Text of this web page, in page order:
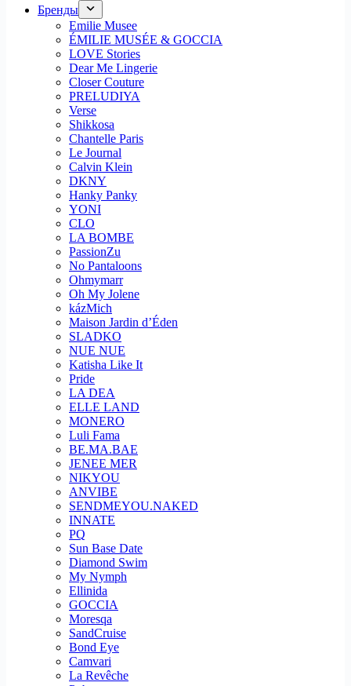
Бренды
Emilie Musee
ÉMILIE MUSÉE & GOCCIA
LOVE Stories
Dear Me Lingerie
Closer Couture
PRELUDIYA
Verse
Shikkosa
Chantelle Paris
Le Journal
Calvin Klein
DKNY
Hanky Panky
YONI
CLO
LA BOMBE
PassionZu
No Pantaloons
Ohmymarr
Oh My Jolene
kázMich
Maison Jardin d’Éden
SLADKO
NUE NUE
Katisha Like It
Pride
LA DEA
ELLE LAND
MONERO
Luli Fama
BE.MA.BAE
JENEE MER
NIKYOU
ANVIBE
SENDMEYOU.NAKED
INNATE
PQ
Sun Base Date
Diamond Swim
My Nymph
Ellinida
GOCCIA
Moresqa
SandCruise
Bond Eye
Camvari
La Revêche